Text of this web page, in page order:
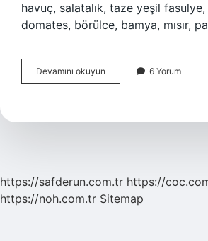
havuç, salatalık, taze yeşil fasulye,
domates, börülce, bamya, mısır,
Devamını okuyun Patlıcan
Yaz
6 Yorum
https://safderun.com.tr https://
https://noh.com.tr Sitemap